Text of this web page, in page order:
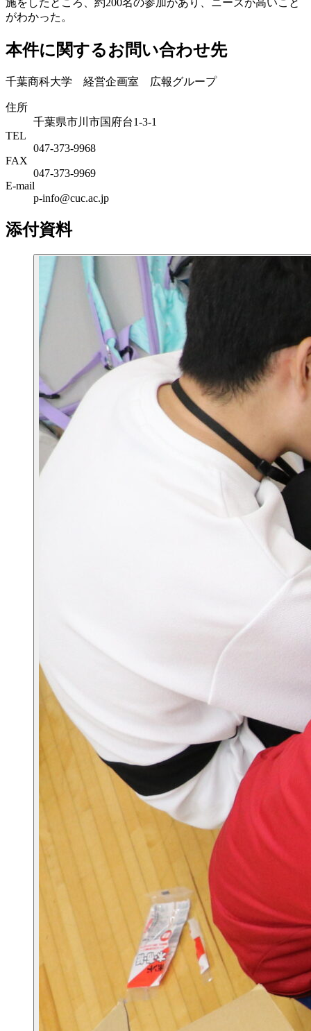
がわかった。
本件に関するお問い合わせ先
千葉商科大学 経営企画室 広報グループ
住所
千葉県市川市国府台1-3-1
TEL
047-373-9968
FAX
047-373-9969
E-mail
p-info@cuc.ac.jp
添付資料